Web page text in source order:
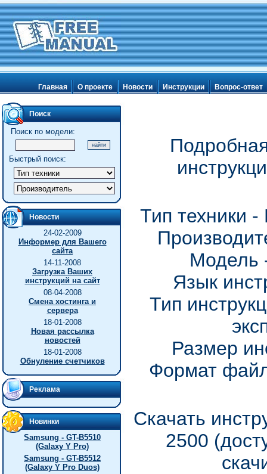
Главная О проекте Новости Инструкции Вопрос-ответ
Поиск
Поиск по модели:
Быстрый поиск:
Новости
24-02-2009
Информер для Вашего
сайта
14-11-2008
Загрузка Ваших
инструкций на сайт
08-04-2008
Смена хостинга и
сервера
18-01-2008
Новая рассылка
новостей
18-01-2008
Обнуление счетчиков
Реклама
Новинки
Samsung - GT-B5510
(Galaxy Y Pro)
Samsung - GT-B5512
(Galaxy Y Pro Duos)
Тип техники
Модель
Язык
Тип
Размер
Формат
Скачать
2500